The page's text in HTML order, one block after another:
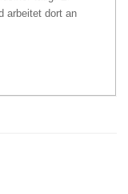
arbeitet dort an